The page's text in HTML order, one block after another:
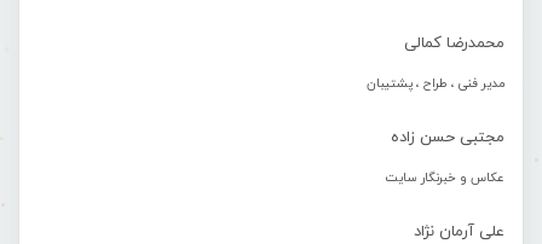
محمدرضا کمالی
مدیر فنی ، طراح ، پشتیبان
مجتبی حسن زاده
عکاس و خبرنگار سایت
علی آرمان نژاد